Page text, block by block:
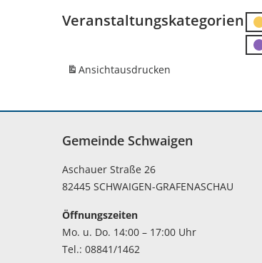
Veranstaltungskategorien
Ansichtausdrucken
Gemeinde Schwaigen
Aschauer Straße 26
82445 SCHWAIGEN-GRAFENASCHAU
Öffnungszeiten
Mo. u. Do. 14:00 – 17:00 Uhr
Tel.: 08841/1462